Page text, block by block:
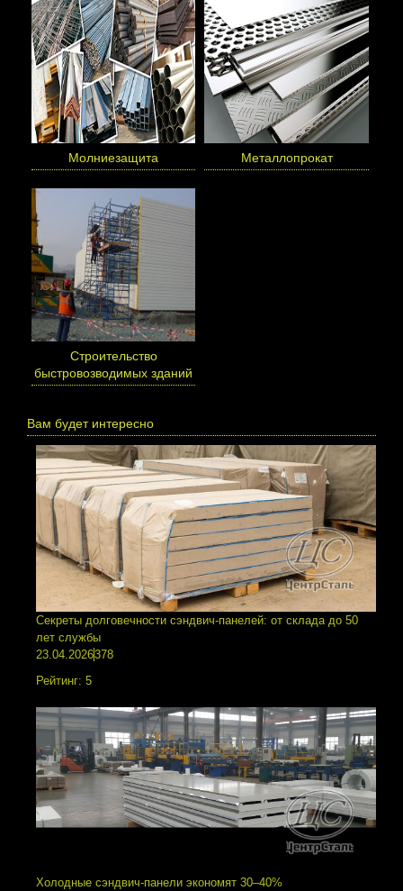
Молниезащита Металлопрокат
Cтроительство
быстровозводимых зданий
Вам будет интересно
Секреты долговечности сэндвич-панелей: от склада до 50
лет службы
23.04.2026378
Рейтинг: 5
Холодные сэндвич-панели экономят 30–40%